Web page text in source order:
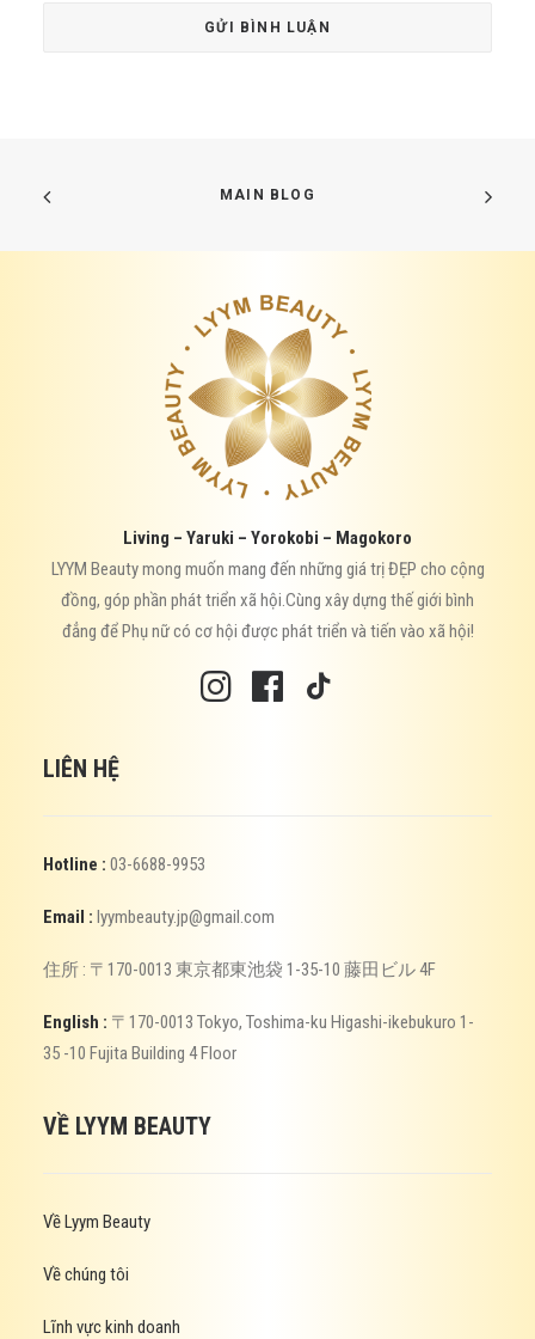
MAIN BLOG
Living – Yaruki – Yorokobi – Magokoro
LYYM Beauty mong muốn mang đến những giá trị ĐẸP cho cộng
đồng, góp phần phát triển xã hội.Cùng xây dựng thế giới bình
đẳng để Phụ nữ có cơ hội được phát triển và tiến vào xã hội!
LIÊN HỆ
Hotline : 03-6688-9953
Email : lyymbeauty.jp@gmail.com
住所 : 〒170-0013 東京都東池袋 1-35-10 藤田ビル 4F
English : 〒170-0013 Tokyo, Toshima-ku Higashi-ikebukuro 1-
35 -10 Fujita Building 4 Floor
VỀ LYYM BEAUTY
Về Lyym Beauty
Về chúng tôi
Lĩnh vực kinh doanh